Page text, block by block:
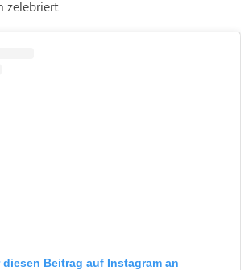
zelebriert.
diesen Beitrag auf Instagram an